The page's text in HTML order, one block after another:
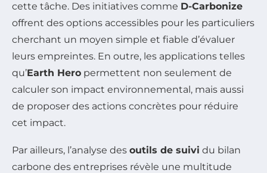
cette tâche. Des initiatives comme D-Carbonize
offrent des options accessibles pour les particuliers
cherchant un moyen simple et fiable d’évaluer
leurs empreintes. En outre, les applications telles
qu’Earth Hero permettent non seulement de
calculer son impact environnemental, mais aussi
de proposer des actions concrètes pour réduire
cet impact.
Par ailleurs, l’analyse des outils de suivi du bilan
carbone des entreprises révèle une multitude